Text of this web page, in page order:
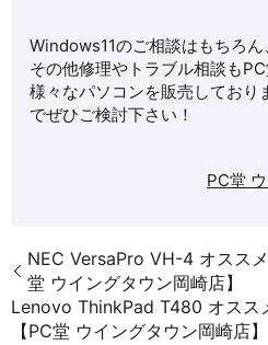
Windows11のご相談はもちろん
その他修理やトラブル相談もPC
様々なパソコンを販売しており
でぜひご検討下さい！
PC堂
NEC VersaPro VH-4 オスス
堂 ウイングタウン岡崎店】
Lenovo ThinkPad T480 オスス
【PC堂 ウイングタウン岡崎店】